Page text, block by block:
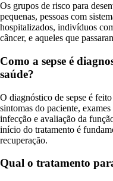
Os grupos de risco para
pequenas, pessoas com
hospitalizados, indivíduos
câncer, e aqueles que
Como a sepse é
saúde?
O diagnóstico de sepse é
sintomas do paciente,
infecção e avaliação da
início do tratamento é
recuperação.
Qual o tratamento